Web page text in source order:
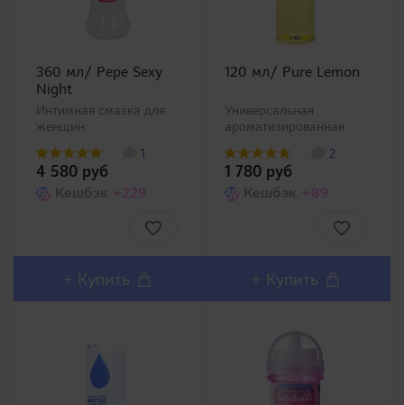
360 мл/ Pepe Sexy
Night
Интимная смазка для
женщин
из самых известных и
популярных брендов
Японии в категории
более 20 лет на рынке!
Универсальная смазка
для женщин с..
1
4 580 руб
Кешбэк +229
+ Купить
120 мл/ Pure Lemon
Универсальная
ароматизированная
вязкости со сладким
ароматом лимона. В
наличии аналогичные
клубники. Применим
как для вагинального и
анального секса,..
2
1 780 руб
Кешбэк +89
+ Купить